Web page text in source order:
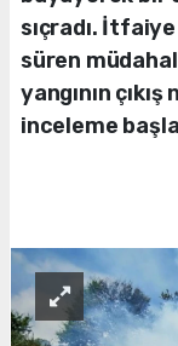
sıçradı.
süren
yangının
inceleme